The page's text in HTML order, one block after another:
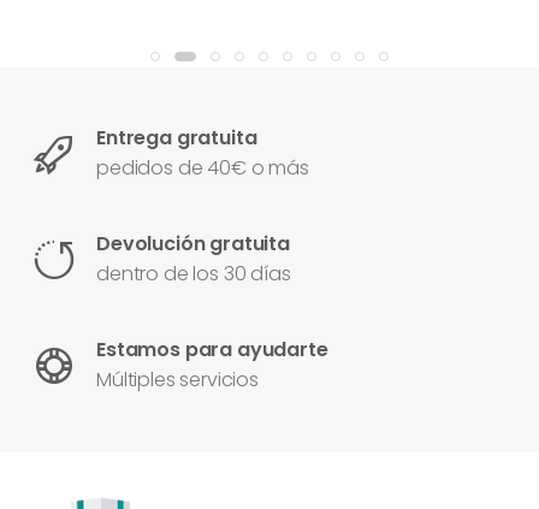
Entrega gratuita
pedidos de 40€ o más
Devolución gratuita
dentro de los 30 días
Estamos para ayudarte
Múltiples servicios